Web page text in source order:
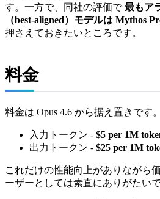
す。一方で、同社の評価で最もア
（best-aligned）モデルは Mythos
押さえておきたいところです。
料金
料金は Opus 4.6 から据え置きです。
入力トークン - $5 per 1M
出力トークン - $25 per 1M
これだけの性能向上がありながら
ーザーとしては素直にありがたいで